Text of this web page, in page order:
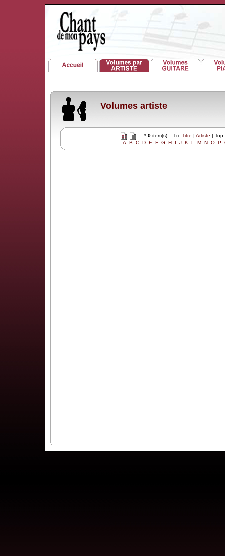
Volumes artiste
* 0 item(s) Tri: Titre | Artiste |
A
B C D E F G H I J K L M N O P